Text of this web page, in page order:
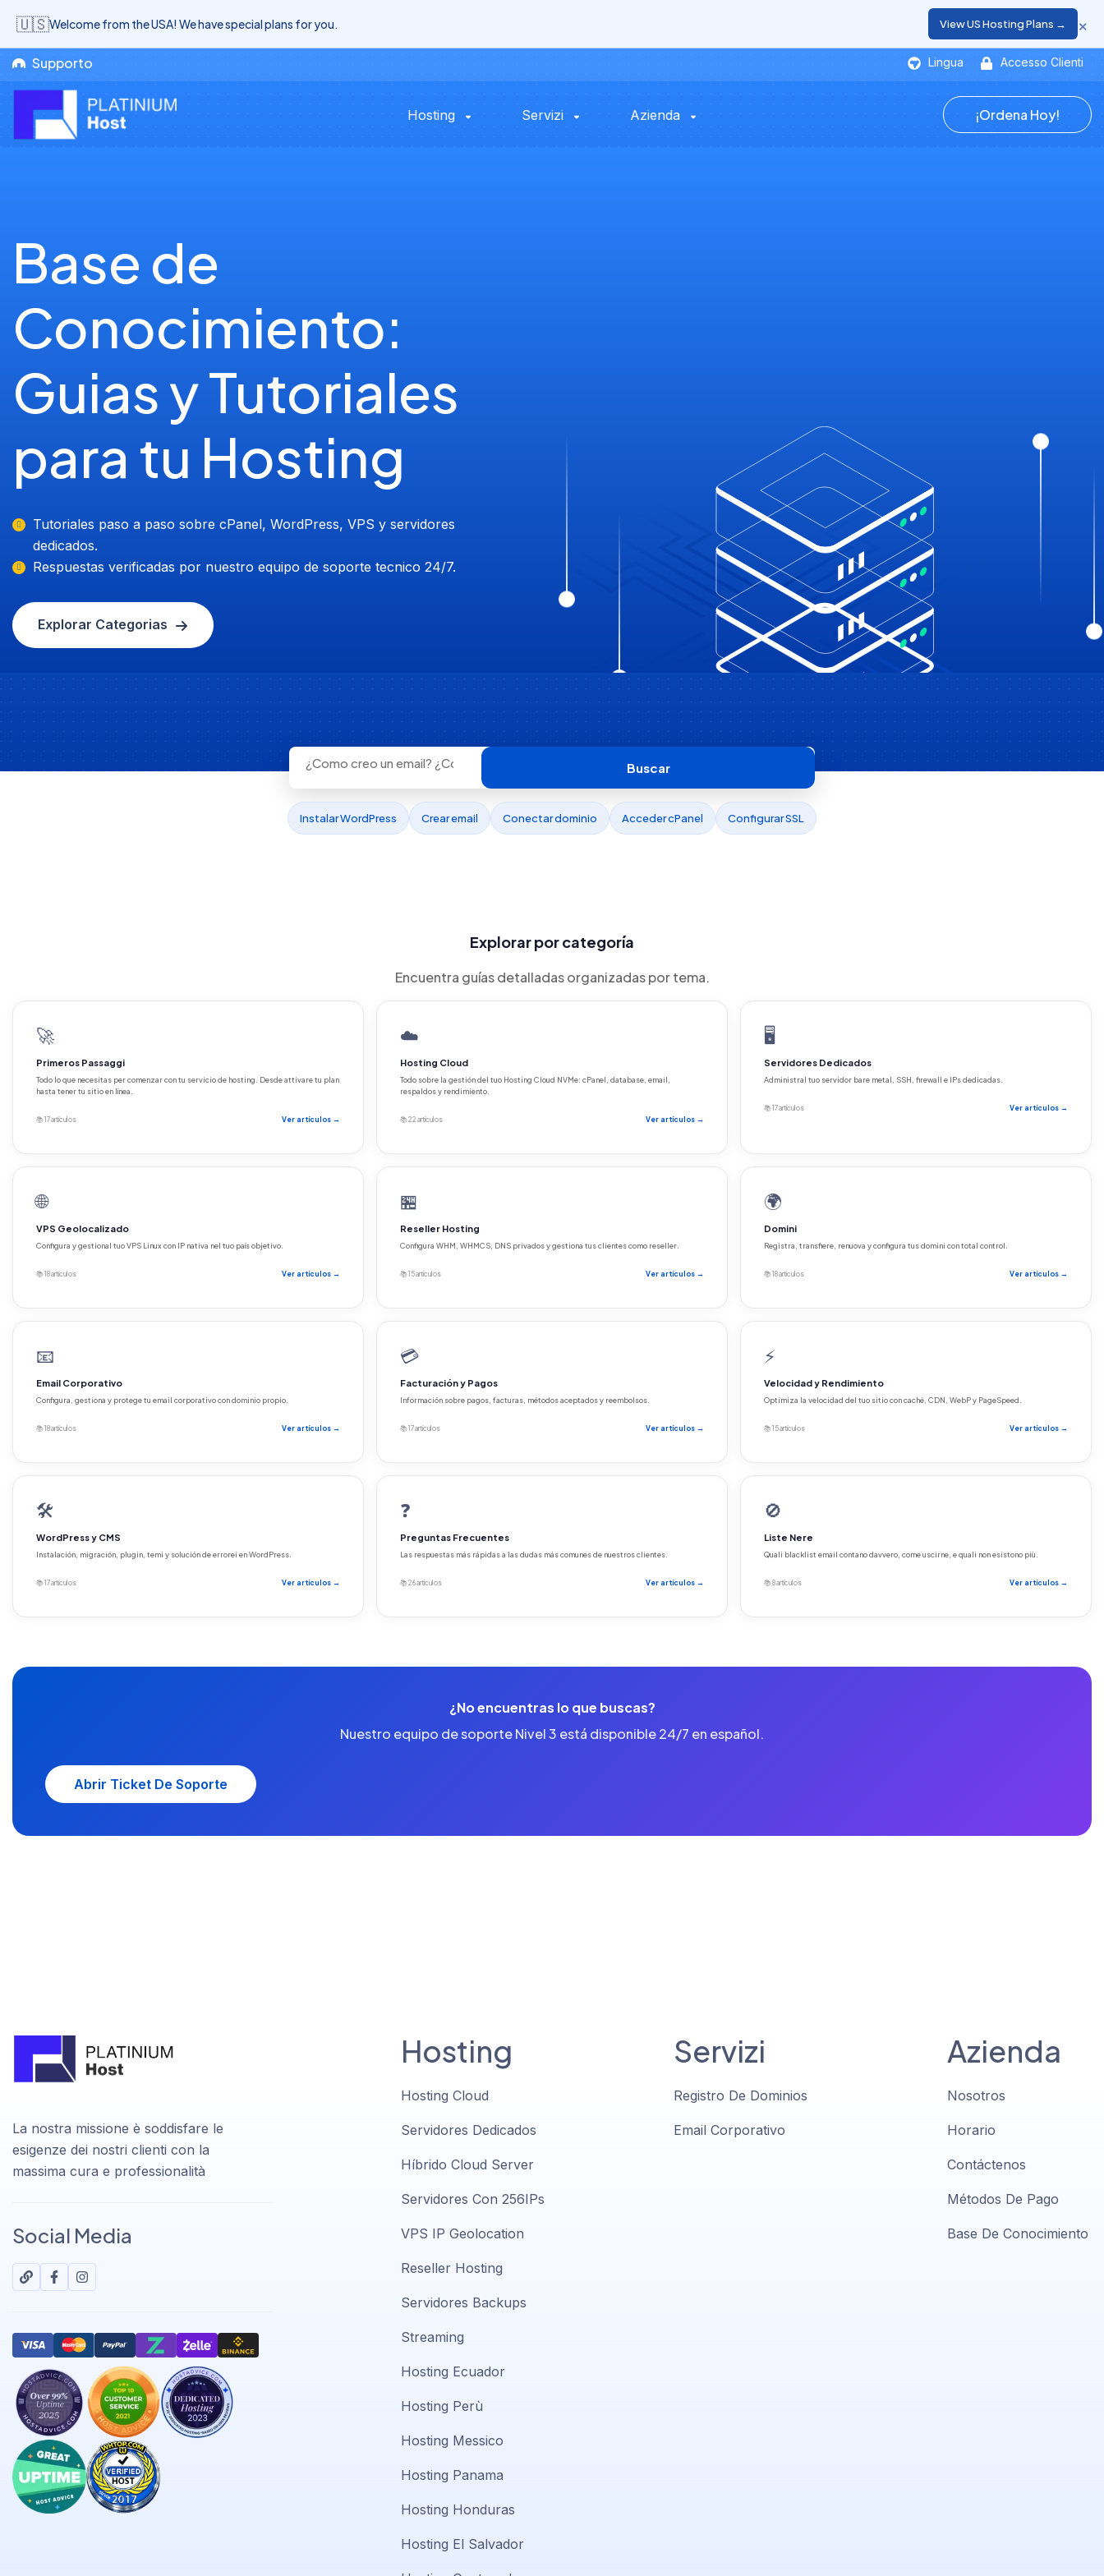
Supporto Lingua Accesso Clienti
Hosting Servizi Azienda ¡Ordena Hoy!
🇺🇸Welcome from the USA! We have special plans for you. View US Hosting Plans → ×
Base de
Conocimiento:
Guias y Tutoriales
para tu Hosting
Tutoriales paso a paso sobre cPanel, WordPress, VPS y servidores
dedicados.
Respuestas verificadas por nuestro equipo de soporte tecnico 24/7.
Explorar Categorias
Buscar
Instalar WordPress Crear email Conectar dominio Acceder cPanel Configurar SSL
Explorar por categoría
Encuentra guías detalladas organizadas por tema.
🚀
Primeros Passaggi
Todo lo que necesitas per comenzar con tu servicio de hosting. Desde attivare tu plan
hasta tener tu sitio en línea.
📚 17 artículos Ver artículos →
☁️
Hosting Cloud
Todo sobre la gestión del tuo Hosting Cloud NVMe: cPanel, database, email,
respaldos y rendimiento.
📚 22 artículos Ver artículos →
🖥️
Servidores Dedicados
Administral tuo servidor bare metal, SSH, firewall e IPs dedicadas.
📚 17 artículos Ver artículos →
🌐
VPS Geolocalizado
Configura y gestional tuo VPS Linux con IP nativa nel tuo país objetivo.
📚 18 artículos Ver artículos →
🏪
Reseller Hosting
Configura WHM, WHMCS, DNS privados y gestiona tus clientes como reseller.
📚 15 artículos Ver artículos →
🌍
Domini
Registra, transfiere, renuova y configura tus domini con total control.
📚 18 artículos Ver artículos →
📧
Email Corporativo
Configura, gestiona y protege tu email corporativo con dominio propio.
📚 18 artículos Ver artículos →
💳
Facturación y Pagos
Información sobre pagos, facturas, métodos aceptados y reembolsos.
📚 17 artículos Ver artículos →
⚡
Velocidad y Rendimiento
Optimiza la velocidad del tuo sitio con caché, CDN, WebP y PageSpeed.
📚 15 artículos Ver artículos →
🛠️
WordPress y CMS
Instalación, migración, plugin, temi y solución de errorei en WordPress.
📚 17 artículos Ver artículos →
❓
Preguntas Frecuentes
Las respuestas más rápidas a las dudas más comunes de nuestros clientes.
📚 26 artículos Ver artículos →
🚫
Liste Nere
Quali blacklist email contano davvero, come uscirne, e quali non esistono più.
📚 8 artículos Ver artículos →
¿No encuentras lo que buscas?
Nuestro equipo de soporte Nivel 3 está disponible 24/7 en español.
Abrir Ticket De Soporte
La nostra missione è soddisfare le
esigenze dei nostri clienti con la
massima cura e professionalità
Social Media
Hosting
Hosting Cloud
Servidores Dedicados
Híbrido Cloud Server
Servidores Con 256IPs
VPS IP Geolocation
Reseller Hosting
Servidores Backups
Streaming
Hosting Ecuador
Hosting Perù
Hosting Messico
Hosting Panama
Hosting Honduras
Hosting El Salvador
Servizi
Registro De Dominios
Email Corporativo
Azienda
Nosotros
Horario
Contáctenos
Métodos De Pago
Base De Conocimiento